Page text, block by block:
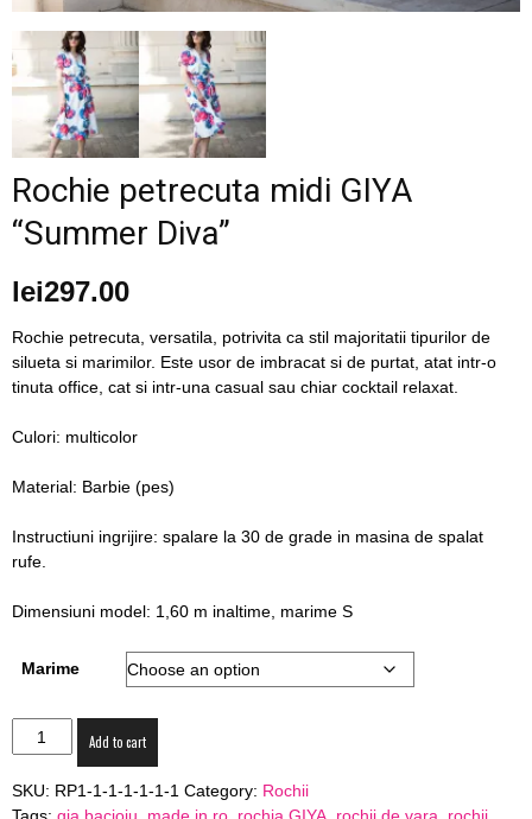
lifestyle
blog
GIA
Rochie petrecuta midi GIYA
“Summer Diva”
lei297.00
Rochie petrecuta, versatila, potrivita ca stil majoritatii tipurilor de
silueta si marimilor. Este usor de imbracat si de purtat, atat intr-o
tinuta office, cat si intr-una casual sau chiar cocktail relaxat.
Culori: multicolor
Material: Barbie (pes)
Instructiuni ingrijire: spalare la 30 de grade in masina de spalat
rufe.
Dimensiuni model: 1,60 m inaltime, marime S
Marime
Rochie
petrecuta
Add to cart
SKU: RP1-1-1-1-1-1-1 Category: Rochii